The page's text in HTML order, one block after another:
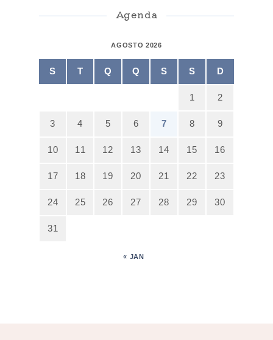
Agenda
AGOSTO 2026
S T Q Q S S D
1 2
3 4 5 6 7 8 9
10 11 12 13 14 15 16
17 18 19 20 21 22 23
24 25 26 27 28 29 30
31
« JAN